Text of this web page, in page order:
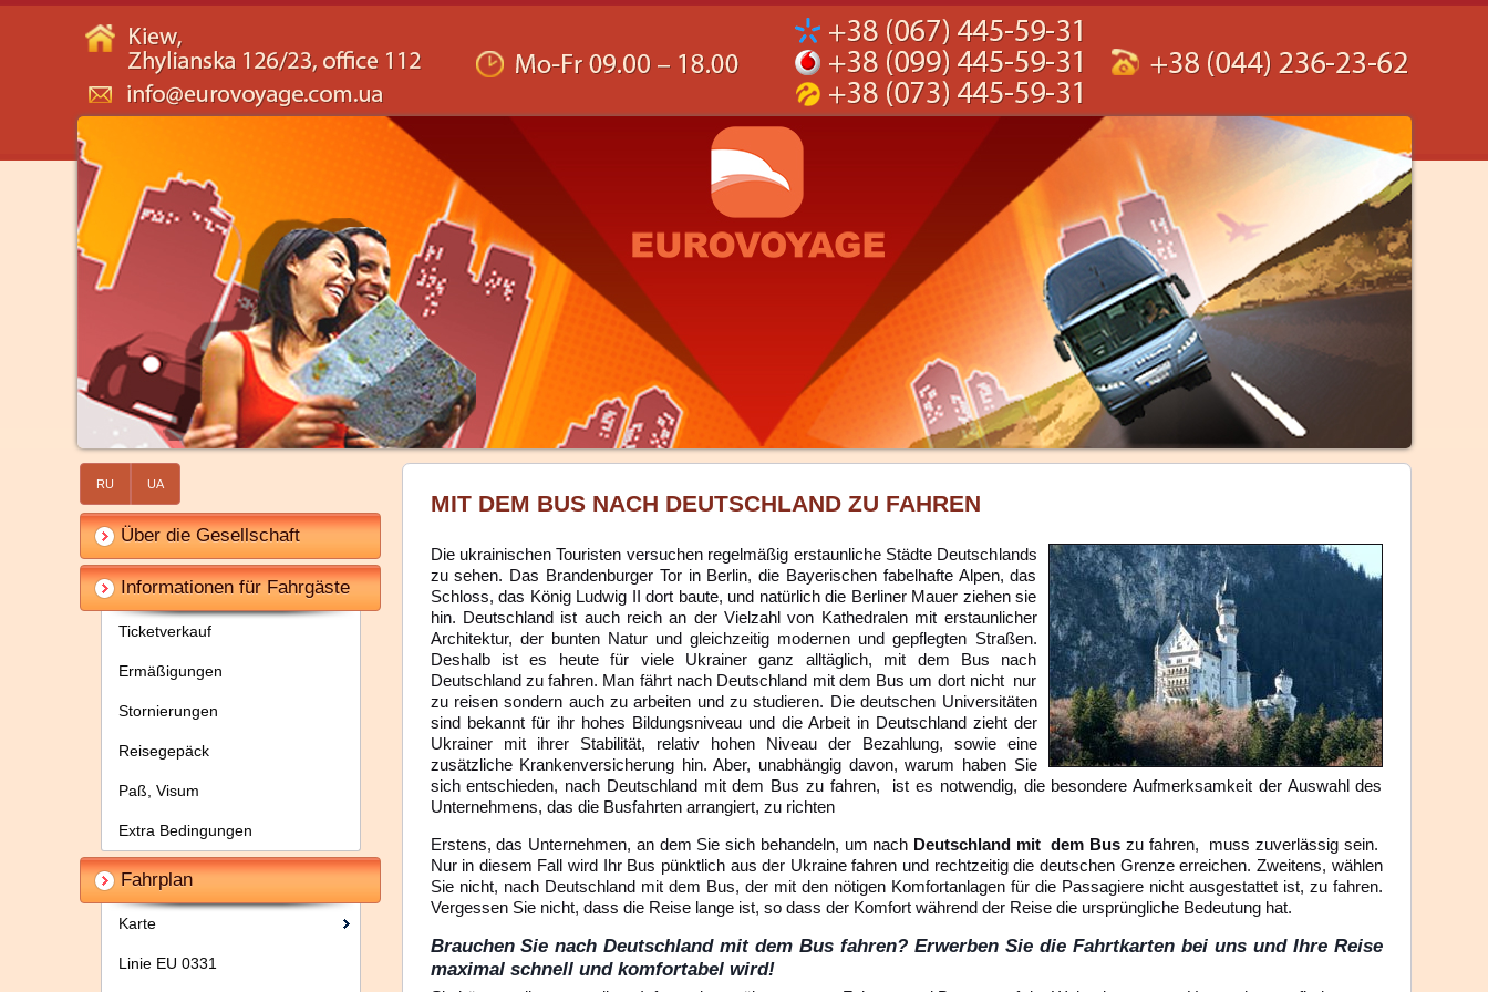
RU UA
Über die Gesellschaft
Informationen für Fahrgäste
Ticketverkauf
Ermäßigungen
Stornierungen
Reisegepäck
Paß, Visum
Extra Bedingungen
Fahrplan
Karte
Linie EU 0331
MIT DEM BUS NACH DEUTSCHLAND ZU FAHREN
Die ukrainischen Touristen versuchen regelmäßig erstaunliche Städte Deutschlands
zu sehen. Das Brandenburger Tor in Berlin, die Bayerischen fabelhafte Alpen, das
Schloss, das König Ludwig II dort baute, und natürlich die Berliner Mauer ziehen sie
hin. Deutschland ist auch reich an der Vielzahl von Kathedralen mit erstaunlicher
Architektur, der bunten Natur und gleichzeitig modernen und gepflegten Straßen.
Deshalb ist es heute für viele Ukrainer ganz alltäglich, mit dem Bus nach
Deutschland zu fahren. Man fährt nach Deutschland mit dem Bus um dort nicht nur
zu reisen sondern auch zu arbeiten und zu studieren. Die deutschen Universitäten
sind bekannt für ihr hohes Bildungsniveau und die Arbeit in Deutschland zieht der
Ukrainer mit ihrer Stabilität, relativ hohen Niveau der Bezahlung, sowie eine
zusätzliche Krankenversicherung hin. Aber, unabhängig davon, warum haben Sie
sich entschieden, nach Deutschland mit dem Bus zu fahren, ist es notwendig, die besondere Aufmerksamkeit der Auswahl des
Unternehmens, das die Busfahrten arrangiert, zu richten
Erstens, das Unternehmen, an dem Sie sich behandeln, um nach Deutschland mit dem Bus zu fahren, muss zuverlässig sein.
Nur in diesem Fall wird Ihr Bus pünktlich aus der Ukraine fahren und rechtzeitig die deutschen Grenze erreichen. Zweitens, wählen
Sie nicht, nach Deutschland mit dem Bus, der mit den nötigen Komfortanlagen für die Passagiere nicht ausgestattet ist, zu fahren.
Vergessen Sie nicht, dass die Reise lange ist, so dass der Komfort während der Reise die ursprüngliche Bedeutung hat.
Brauchen Sie nach Deutschland mit dem Bus fahren? Erwerben Sie die Fahrtkarten bei uns und Ihre Reise
maximal schnell und komfortabel wird!